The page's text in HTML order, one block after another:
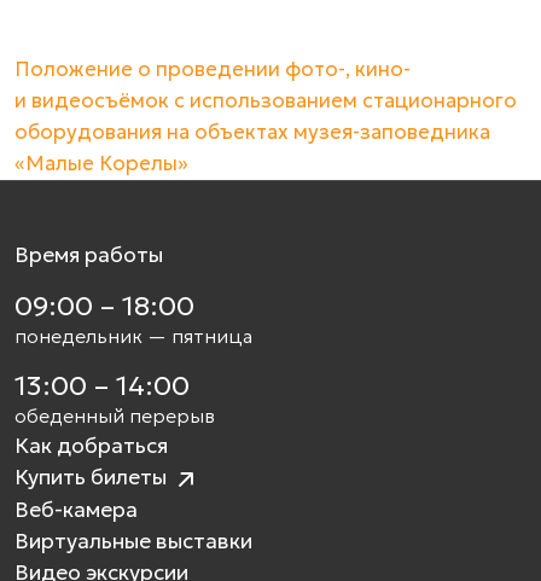
Положение о проведении фото-, кино-
и видеосъёмок с использованием стационарного
оборудования на объектах музея-заповедника
«Малые Корелы»
Время работы
09:00 – 18:00
понедельник — пятница
13:00 – 14:00
обеденный перерыв
Как добраться
Купить билеты
Веб-камера
Виртуальные выставки
Видео экскурсии